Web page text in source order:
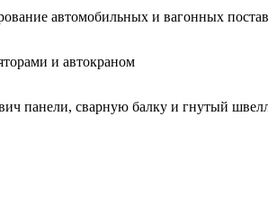
автомобильных и вагонных
и автокраном
панели, сварную балку и гнутый